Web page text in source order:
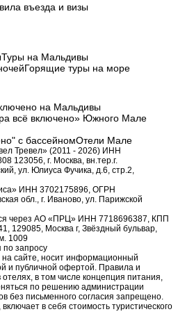
въезда и визы
Туры на Мальдивы
Горящие туры на море
на Мальдивы
всё включено» Южного Мале
с бассейномОтели Мале
Тревел» (2011 - 2026) ИНН
123056, г. Москва, вн.тер.г.
ул. Юлиуса Фучика, д.6, стр.2,
ИНН 3702175896, ОГРН
обл., г. Иваново, ул. Парижской
через АО «ПРЦ» ИНН 7718696387, КПП
129085, Москва г, Звёздный бульвар,
1009
запросу
сайте, носит информационный
и публичной офертой. Правила и
в том числе концепция питания,
по решению администрации
без письменного согласия запрещено.
в себя стоимость туристического